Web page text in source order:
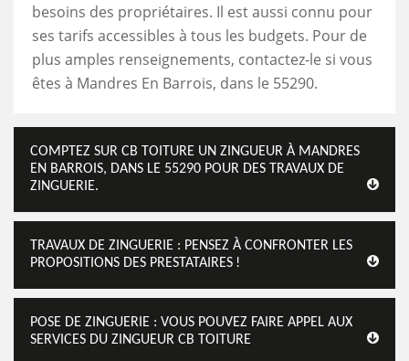
besoins des propriétaires. Il est aussi connu pour
ses tarifs accessibles à tous les budgets. Pour de
plus amples renseignements, contactez-le si vous
êtes à Mandres En Barrois, dans le 55290.
COMPTEZ SUR CB TOITURE UN ZINGUEUR À MANDRES
EN BARROIS, DANS LE 55290 POUR DES TRAVAUX DE
ZINGUERIE.
TRAVAUX DE ZINGUERIE : PENSEZ À CONFRONTER LES
PROPOSITIONS DES PRESTATAIRES !
POSE DE ZINGUERIE : VOUS POUVEZ FAIRE APPEL AUX
SERVICES DU ZINGUEUR CB TOITURE